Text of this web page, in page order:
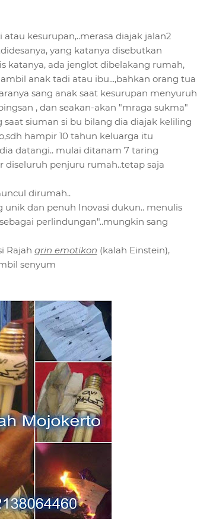
kesurupan,..merasa diajak jalan2
yang katanya disebutkan
katanya, ada jenglot dibelakang rumah,
anak tadi atau ibu...,bahkan orang tua
sang anak saat kesurupan menyuruh
, dan seakan-akan "mraga sukma"
siuman si bu bilang dia diajak keliling
hampir 10 tahun keluarga itu
datangi.. mulai ditanam 7 taring
penjuru rumah..tetap saja
dirumah..
dan penuh Inovasi dukun.. menulis
perlindungan"..mungkin sang
Rajah grin emotikon (kalah Einstein),
senyum